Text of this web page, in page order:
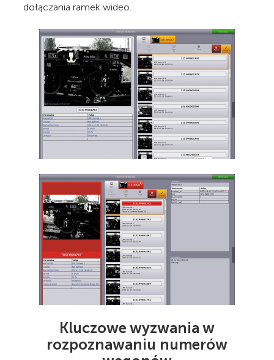
dołączania ramek wideo.
Kluczowe wyzwania w
rozpoznawaniu numerów